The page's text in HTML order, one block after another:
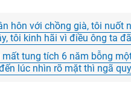
hôn với chồng già, tôi nuốt
tôi kinh hãi vì điều ông ta
mất tung tích 6 năm bỗng
lúc nhìn rõ mặt thì ngã